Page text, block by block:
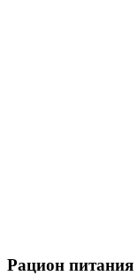
Рацион питания